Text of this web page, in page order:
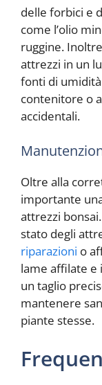
delle forbici e
come l’olio
ruggine.
attrezzi in un
fonti di
contenitore o
accidentali.
Oltre alla
importante
attrezzi
stato degli
riparazioni o
lame affilate e
un taglio
mantenere
piante stesse.